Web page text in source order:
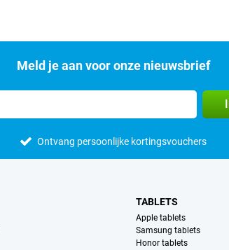
Meld je aan voor onze nieuwsbrief
Ontvang persoonlijke kortingsvouchers
TABLETS
Apple tablets
Samsung tablets
Honor tablets